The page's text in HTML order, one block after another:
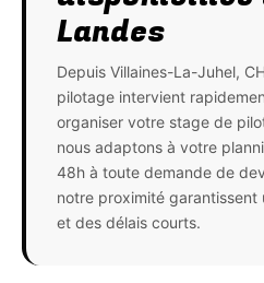
Landes
Depuis Villaines-La-Juhel,
pilotage intervient
organiser votre stage de
nous adaptons à votre
48h à toute demande de
notre proximité garantissent
et des délais courts.